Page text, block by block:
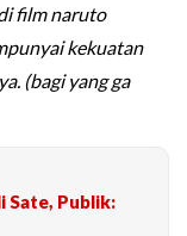
film naruto
kekuatan
(bagi yang ga
Sate, Publik: